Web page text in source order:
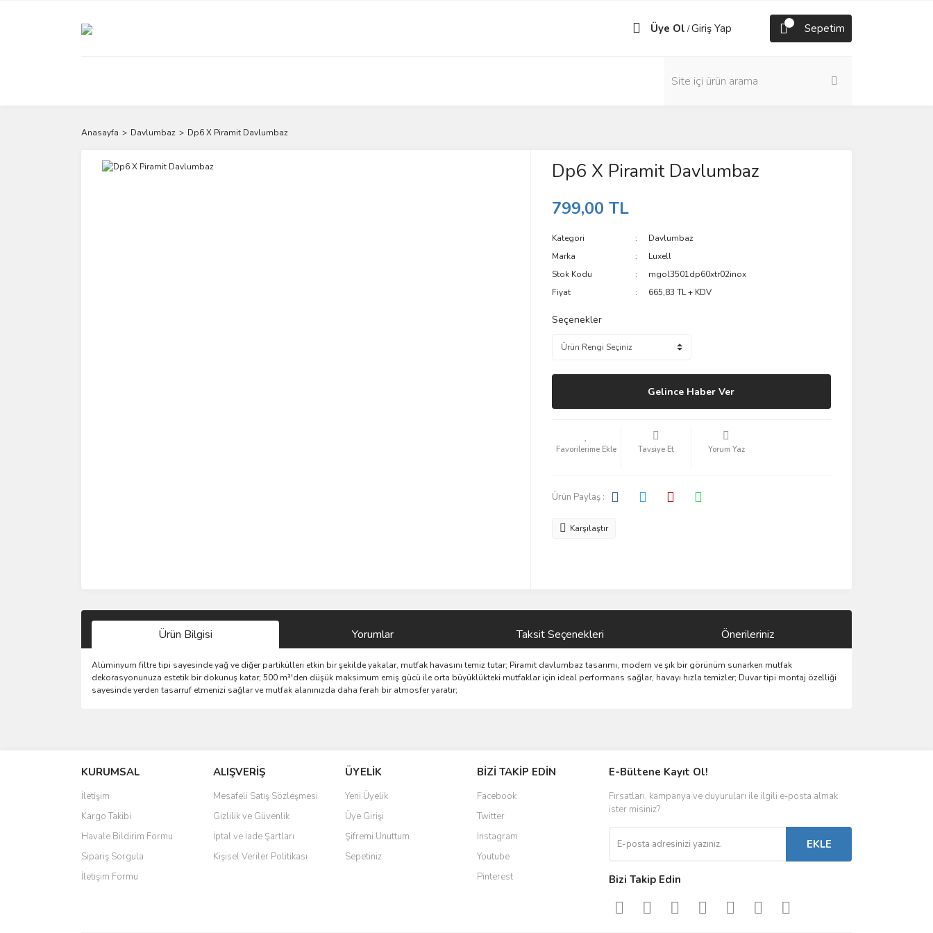
Üye Ol /Giriş Yap Sepetim
Anasayfa Davlumbaz Dp6 X Piramit Davlumbaz
Dp6 X Piramit Davlumbaz
799,00 TL
Kategori
Davlumbaz
Marka
Luxell
Stok Kodu
mgol3501dp60xtr02inox
Fiyat
665,83 TL + KDV
Seçenekler
Gelince Haber Ver
Tavsiye Et Yorum Yaz
Ürün Paylaş :
Karşılaştır
Ürün Bilgisi Yorumlar Taksit Seçenekleri Önerileriniz
Alüminyum filtre tipi sayesinde yağ ve diğer partikülleri etkin bir şekilde yakalar, mutfak havasını temiz tutar; Piramit davlumbaz tasarımı, modern ve şık bir görünüm sunarken mutfak
dekorasyonunuza estetik bir dokunuş katar; 500 m³'den düşük maksimum emiş gücü ile orta büyüklükteki mutfaklar için ideal performans sağlar, havayı hızla temizler; Duvar tipi montaj özelliği
sayesinde yerden tasarruf etmenizi sağlar ve mutfak alanınızda daha ferah bir atmosfer yaratır;
Ürün resmi kalitesiz, bozuk veya görüntülenemiyor.
Ürün açıklamasında eksik bilgiler bulunuyor.
Ürün bilgilerinde hatalar bulunuyor.
Ürün fiyatı diğer sitelerden daha pahalı.
Bu ürüne benzer farklı alternatifler olmalı.
KURUMSAL
İletişim
Kargo Takibi
Havale Bildirim Formu
Sipariş Sorgula
İletişim Formu
ALIŞVERİŞ
Mesafeli Satış Sözleşmesi
Gizlilik ve Güvenlik
İptal ve İade Şartları
Kişisel Veriler Politikası
ÜYELİK
Yeni Üyelik
Üye Girişi
Şifremi Unuttum
Sepetiniz
BİZİ TAKİP EDİN
Facebook
Twitter
Instagram
Youtube
Pinterest
E-Bültene Kayıt Ol!
Fırsatları, kampanya ve duyuruları ile ilgili e-posta almak
ister misiniz?
EKLE
Bizi Takip Edin